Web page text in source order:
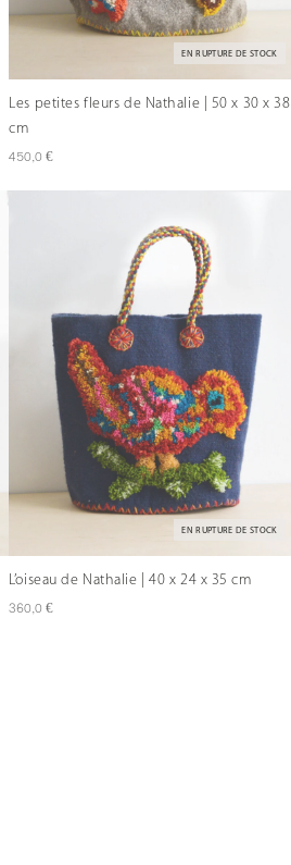
EN RUPTURE DE STOCK
Les petites fleurs de Nathalie | 50 x 30 x 38
cm
450,0€
EN RUPTURE DE STOCK
L’oiseau de Nathalie | 40 x 24 x 35 cm
360,0€